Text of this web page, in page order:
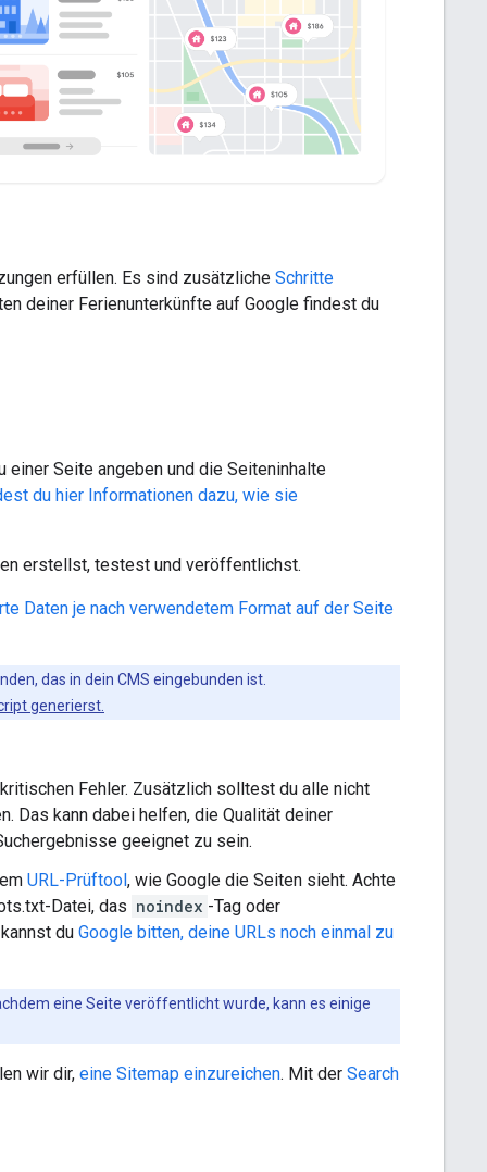
erfüllen. Es sind zusätzliche Schritte
deiner Ferienunterkünfte auf Google findest du
Seite angeben und die Seiteninhalte
du hier Informationen dazu, wie sie
erstellst, testest und veröffentlichst.
Daten je nach verwendetem Format auf der Seite
das in dein CMS eingebunden ist.
generierst.
Fehler. Zusätzlich solltest du alle nicht
Das kann dabei helfen, die Qualität deiner
geeignet zu sein.
URL-Prüftool, wie Google die Seiten sieht. Achte
Datei, das noindex -Tag oder
du Google bitten, deine URLs noch einmal zu
eine Seite veröffentlicht wurde, kann es einige
wir dir, eine Sitemap einzureichen. Mit der Search